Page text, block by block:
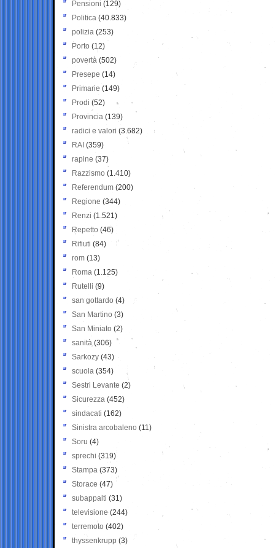
Pensioni (129)
Politica (40.833)
polizia (253)
Porto (12)
povertà (502)
Presepe (14)
Primarie (149)
Prodi (52)
Provincia (139)
radici e valori (3.682)
RAI (359)
rapine (37)
Razzismo (1.410)
Referendum (200)
Regione (344)
Renzi (1.521)
Repetto (46)
Rifiuti (84)
rom (13)
Roma (1.125)
Rutelli (9)
san gottardo (4)
San Martino (3)
San Miniato (2)
sanità (306)
Sarkozy (43)
scuola (354)
Sestri Levante (2)
Sicurezza (452)
sindacati (162)
Sinistra arcobaleno (11)
Soru (4)
sprechi (319)
Stampa (373)
Storace (47)
subappalti (31)
televisione(244)
terremoto (402)
thyssenkrupp (3)